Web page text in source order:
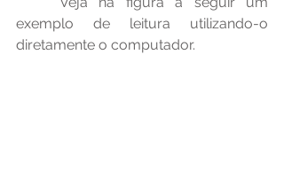
exemplo de leitura utilizando-o
diretamente o computador.